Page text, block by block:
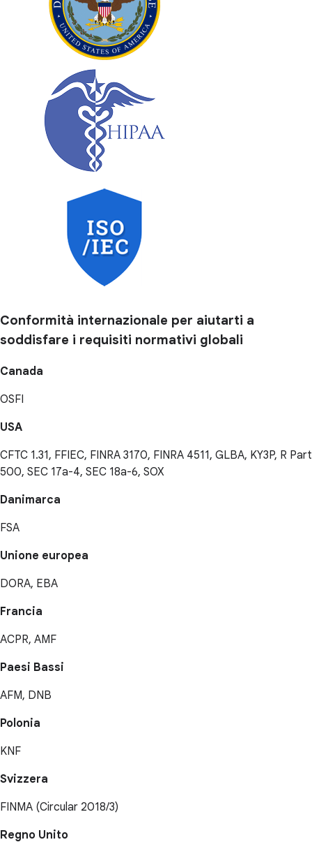
Conformità internazionale per aiutarti a
soddisfare i requisiti normativi globali
Canada
OSFI
USA
CFTC 1.31, FFIEC, FINRA 3170, FINRA 4511, GLBA, KY3P, R Part
500, SEC 17a-4, SEC 18a-6, SOX
Danimarca
FSA
Unione europea
DORA, EBA
Francia
ACPR, AMF
Paesi Bassi
AFM, DNB
Polonia
KNF
Svizzera
FINMA (Circular 2018/3)
Regno Unito